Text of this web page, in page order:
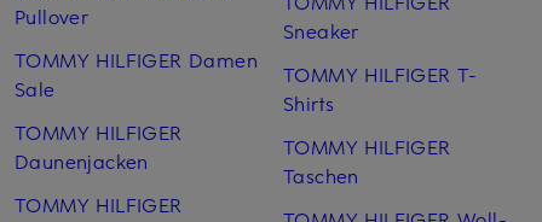
Pullover
TOMMY HILFIGER Damen
Sale
TOMMY HILFIGER
Daunenjacken
TOMMY HILFIGER
Sneaker
TOMMY HILFIGER T-
Shirts
TOMMY HILFIGER
Taschen